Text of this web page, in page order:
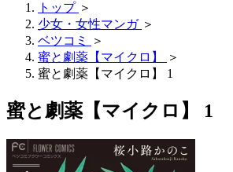
トップ ＞
少女・女性マンガ ＞
ベツコミ
＞
蜜と劇薬【マイクロ】
＞
蜜と劇薬【マイクロ】 1
蜜と劇薬【マイクロ】 1